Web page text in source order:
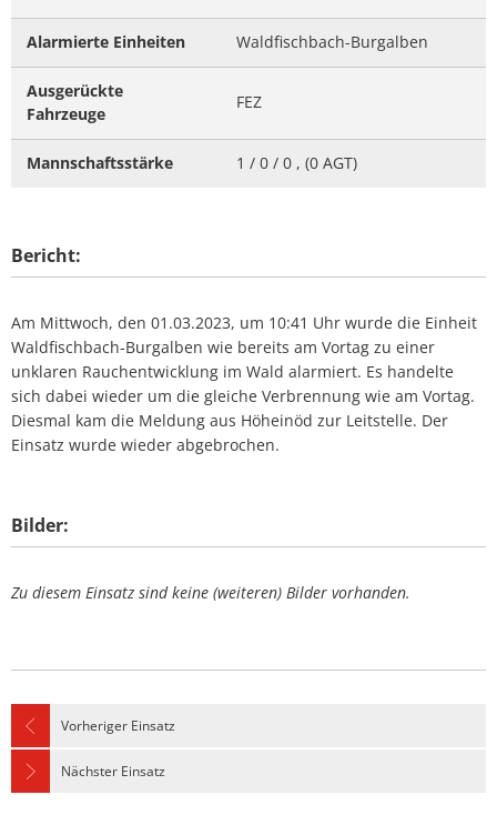
Alarmierte Einheiten Waldfischbach-Burgalben
Ausgerückte
Fahrzeuge
FEZ
Mannschaftsstärke 1 / 0 / 0 , (0 AGT)
Bericht:
Am Mittwoch, den 01.03.2023, um 10:41 Uhr wurde die Einheit
Waldfischbach-Burgalben wie bereits am Vortag zu einer
unklaren Rauchentwicklung im Wald alarmiert. Es handelte
sich dabei wieder um die gleiche Verbrennung wie am Vortag.
Diesmal kam die Meldung aus Höheinöd zur Leitstelle. Der
Einsatz wurde wieder abgebrochen.
Bilder:
Zu diesem Einsatz sind keine (weiteren) Bilder vorhanden.
Vorheriger Einsatz
Nächster Einsatz